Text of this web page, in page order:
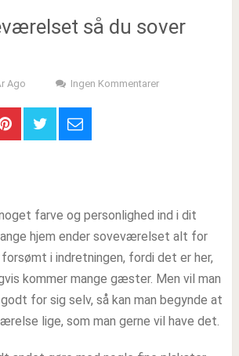
så du sover
Ago Ingen Kommentarer
farve og personlighed ind i dit
hjem ender soveværelset alt for
i indretningen, fordi det er her,
kommer mange gæster. Men vil man
for sig selv, så kan man begynde at
lige, som man gerne vil have det.